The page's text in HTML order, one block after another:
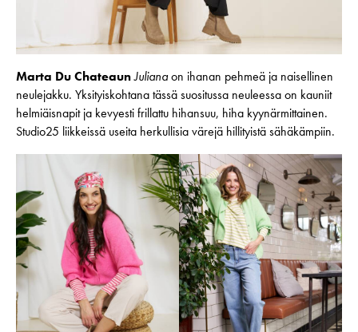
Marta Du Chateaun Julianaon ihanan pehmeä ja naisellinen
neulejakku. Yksityiskohtana tässä suositussa neuleessa on kauniit
helmiäisnapit ja kevyesti frillattu hihansuu, hiha kyynärmittainen.
Studio25 liikkeissä useita herkullisia värejä hillityistä sähäkämpiin.